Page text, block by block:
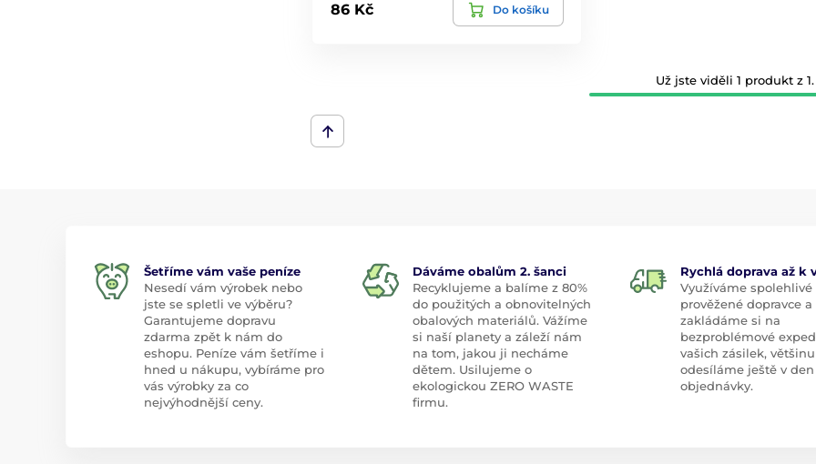
86 Kč Do košíku
Už jste viděli 1 produkt z 1.
Šetříme vám vaše peníze
Nesedí vám výrobek nebo
jste se spletli ve výběru?
Garantujeme dopravu
zdarma zpět k nám do
eshopu. Peníze vám šetříme i
hned u nákupu, vybíráme pro
vás výrobky za co
nejvýhodnější ceny.
Dáváme obalům 2. šanci
Recyklujeme a balíme z 80%
do použitých a obnovitelných
obalových materiálů. Vážíme
si naší planety a záleží nám
na tom, jakou ji necháme
dětem. Usilujeme o
ekologickou ZERO WASTE
firmu.
Rychlá doprava až k
Využíváme spolehlivé
prověžené dopravce a
zakládáme si na
bezproblémové
vašich zásilek,
odesíláme ještě v den
objednávky.